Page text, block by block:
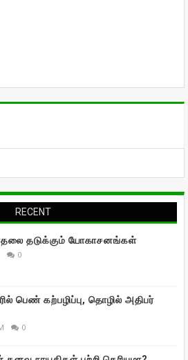
RECENT
தடுக்கும் யோகாசனங்கள்
0
பெண் கற்பழிப்பு, தொழில் அதிபர்
0